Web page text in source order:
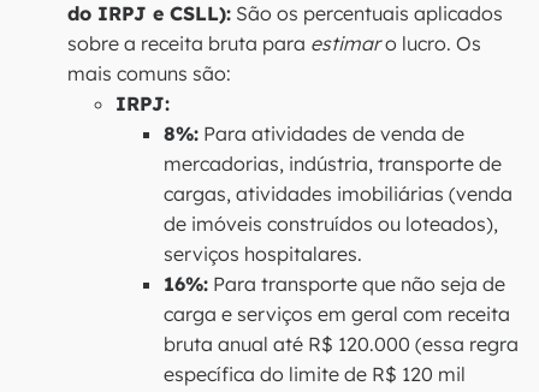
do IRPJ e CSLL): São os percentuais aplicados
sobre a receita bruta para estimaro lucro. Os
mais comuns são:
IRPJ:
8%: Para atividades de venda de
mercadorias, indústria, transporte de
cargas, atividades imobiliárias (venda
de imóveis construídos ou loteados),
serviços hospitalares.
16%: Para transporte que não seja de
carga e serviços em geral com receita
bruta anual até R$ 120.000 (essa regra
específica do limite de R$ 120 mil